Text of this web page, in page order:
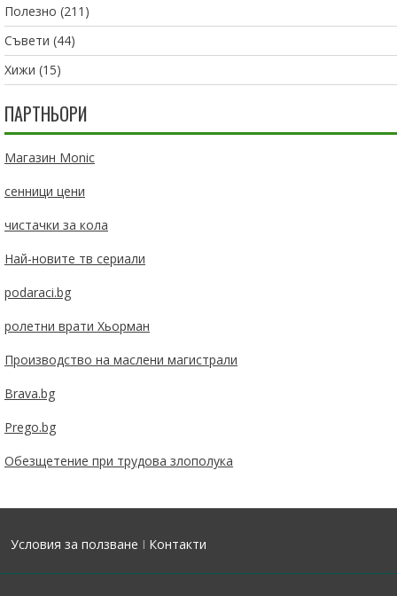
Полезно (211)
Съвети (44)
Хижи (15)
ПАРТНЬОРИ
Магазин Monic
сенници цени
чистачки за кола
Най-новите тв сериали
podaraci.bg
ролетни врати Хьорман
Производство на маслени магистрали
Brava.bg
Prego.bg
Обезщетение при трудова злополука
Условия за ползване I Контакти